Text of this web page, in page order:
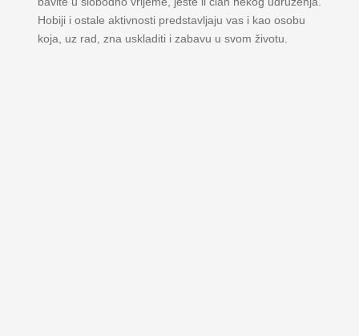
Hobiji i ostale aktivnosti predstavljaju vas i kao osobu
koja, uz rad, zna uskladiti i zabavu u svom životu.